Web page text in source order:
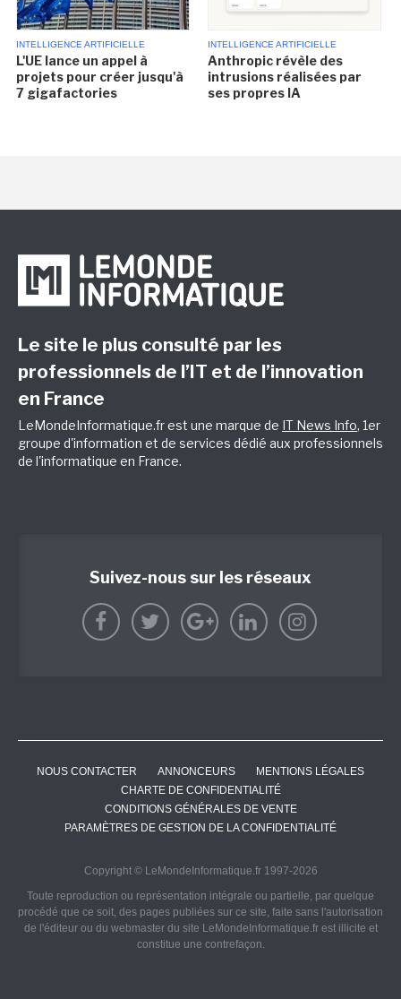
INTELLIGENCE ARTIFICIELLE
L'UE lance un appel à
projets pour créer jusqu'à
7 gigafactories
INTELLIGENCE ARTIFICIELLE
Anthropic révèle des
intrusions réalisées par
ses propres IA
Le site le plus consulté par les
professionnels de l’IT et de l’innovation
en France
LeMondeInformatique.fr est une marque de IT News Info, 1er
groupe d'information et de services dédié aux professionnels
de l'informatique en France.
Suivez-nous sur les réseaux
NOUS CONTACTER ANNONCEURS
MENTIONS LÉGALES
CHARTE DE CONFIDENTIALITÉ
CONDITIONS GÉNÉRALES DE VENTE
PARAMÈTRES DE GESTION DE LA CONFIDENTIALITÉ
Copyright © LeMondeInformatique.fr 1997-2026
Toute reproduction ou représentation intégrale ou partielle, par quelque
procédé que ce soit, des pages publiées sur ce site, faite sans l'autorisation
de l'éditeur ou du webmaster du site LeMondeInformatique.fr est illicite et
constitue une contrefaçon.